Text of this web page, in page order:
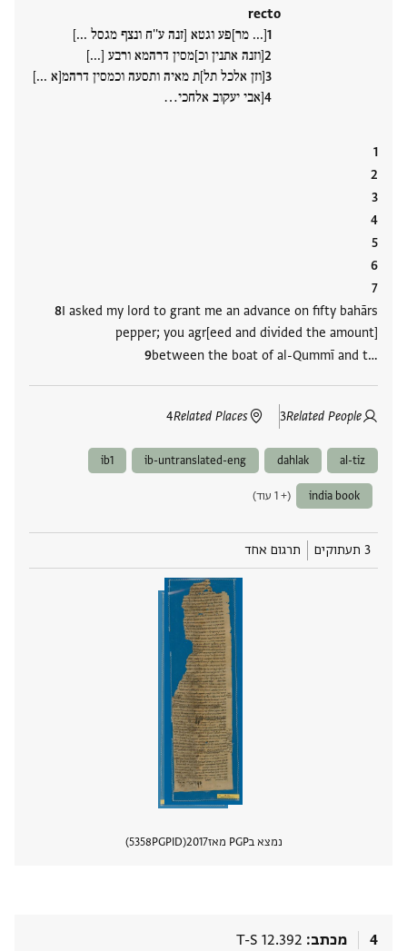
recto
[... מר]פע וגטא [זנה ע''ח ונצף מגסל ...]
[וזנה אתנין וכ]מסין דרהמא ורבע [...]
[וזן אלכל תל]ת מאיה ותסעה וכמסין דרהמ[א ...]
[אבי יעקוב אלחכי‮…
I asked my lord to grant me an advance on fifty bahārs
pepper; you agr[eed and divided the amount]
between the boat of al-Qummī and t‮…
Related People
3
Related Places
4
al-tiz
dahlak
ib-untranslated-eng
ib1
india book (+ 1 עוד)
3 תעתוקים תרגום אחד
נמצא בPGP מאז 2017
PGPID
5358
4 מכתב T-S 12.392